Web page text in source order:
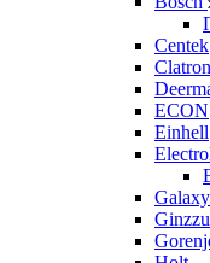
Centek
ECON
Einhell
Galaxy
Ginzzu